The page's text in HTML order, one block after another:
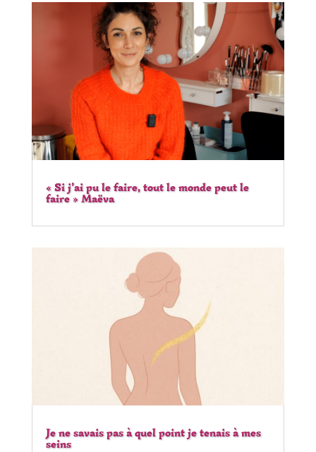
« Si j’ai pu le faire, tout le monde peut le
faire » Maëva
Je ne savais pas à quel point je tenais à mes
seins